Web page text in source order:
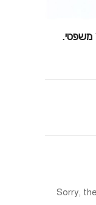
משפטי.
Sorry,